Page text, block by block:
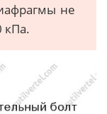
не
кПа.